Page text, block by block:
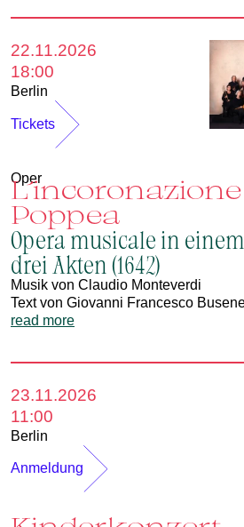
22.11.2026
18:00
Berlin
Tickets
Oper
Poppea
Opera musicale in
drei Akten (1642)
Musik von Claudio Monteverdi
Text von Giovanni Francesco
read more
23.11.2026
11:00
Berlin
Anmeldung